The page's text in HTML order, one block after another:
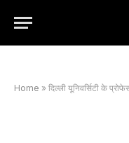
Home » दिल्ली यूनिवर्सिटी के